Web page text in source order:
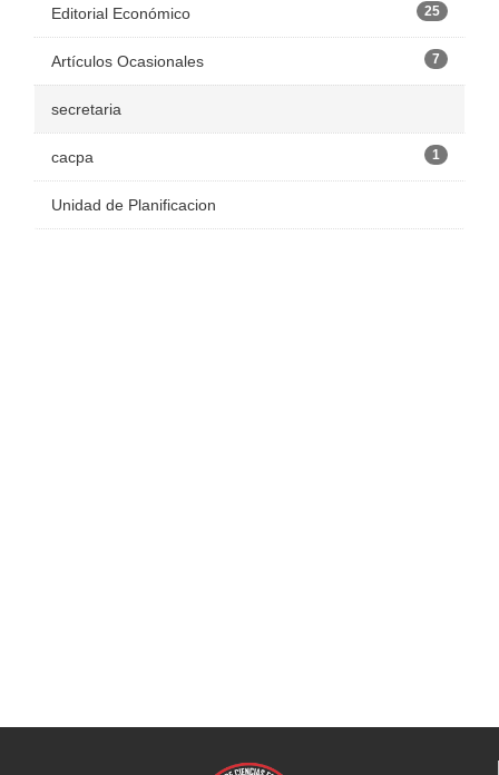
Editorial Económico 25
Artículos Ocasionales 7
secretaria
cacpa 1
Unidad de Planificacion